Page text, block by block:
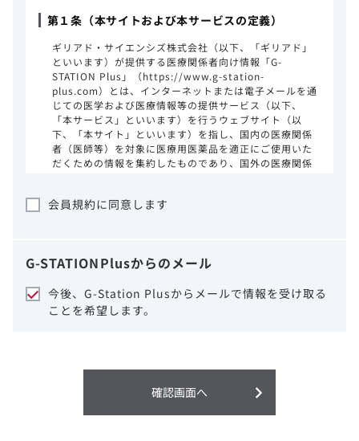
第１条（本サイトおよび本サービスの定義）
ギリアド・サイエンシズ株式会社（以下、「ギリアド」
といいます）が提供する医療関係者向け情報「G-
STATION Plus」（https://www.g-station-
plus.com）とは、インターネットまたは電子メールを通
じての医学および医療情報等の提供サービス（以下、
「本サービス」といいます）を行うウェブサイト（以
下、「本サイト」といいます）を指し、国内の医療関係
者（医師等）を対象に医療用医薬品を適正にご使用いた
だくための情報を集約したものであり、国外の医療関係
事項をご熟読いただき、同意された場合のみご利用くだ
ギリアドは、本サイトのコンテンツについて
細心の注意を払い、正確かつ最新の情報を提
供するように努力をしておりますが、正確
性、確実性、妥当性、有用性、ご利用になら
利用することまたは利用できなかったことよ
り生じる損害については一切の責任を負いか
会員規約に同意します
G-STATIONPlusからのメール
今後、G-Station Plusからメールで情報を受け取る
ことを希望します。
確認画面へ